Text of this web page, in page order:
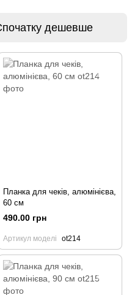
дешевше
Планка для чеків, алюмінієва,
60 см
490.00 грн
Артикул моделі ot214